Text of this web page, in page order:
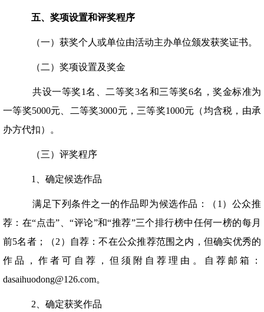
五、奖项设置和评奖程序
（一）获奖个人或单位由活动主办单位颁发获奖证书。
（二）奖项设置及奖金
共设一等奖1名、二等奖3名和三等奖6名，奖金标准为
一等奖5000元、二等奖3000元，三等奖1000元（均含税，由承
办方代扣）。
（三）评奖程序
1、确定候选作品
满足下列条件之一的作品即为候选作品：（1）公众推
荐：在“点击”、“评论”和“推荐”三个排行榜中任何一榜的每月
前5名者；（2）自荐：不在公众推荐范围之内，但确实优秀的
作品，作者可自荐，但须附自荐理由。自荐邮箱：
dasaihuodong@126.com。
2、确定获奖作品